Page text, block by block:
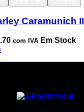
Caramunich II
com IVA Em Stock